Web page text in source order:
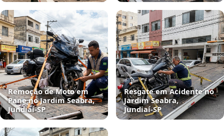
Remoção de Moto em
Pane no Jardim Seabra,
Jundiaí‑SP
Resgate em Acidente no
Jardim Seabra,
Jundiaí‑SP